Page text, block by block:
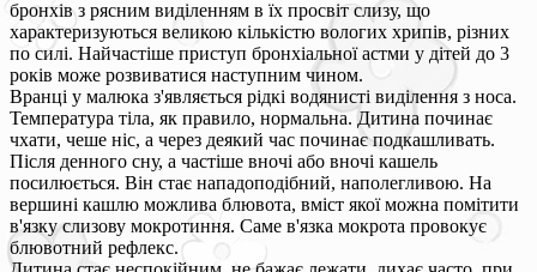
бронхів з рясним виділенням в їх просвіт слизу, що
характеризуються великою кількістю вологих хрипів, різних
по силі. Найчастіше приступ бронхіальної астми у дітей до 3
років може розвиватися наступним чином.
Вранці у малюка з'являється рідкі водянисті виділення з носа.
Температура тіла, як правило, нормальна. Дитина починає
чхати, чеше ніс, а через деякий час починає подкашливать.
Після денного сну, а частіше вночі або вночі кашель
посилюється. Він стає нападоподібний, наполегливою. На
вершині кашлю можлива блювота, вміст якої можна помітити
в'язку слизову мокротиння. Саме в'язка мокрота провокує
блювотний рефлекс.